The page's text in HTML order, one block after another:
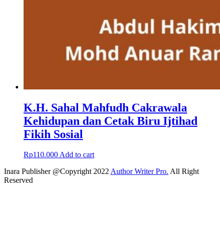
K.H. Sahal Mahfudh Cakrawala
Kehidupan dan Cetak Biru Ijtihad
Fikih Sosial
Rp110.000Add to cart
Inara Publisher @Copyright 2022Author Writer Pro. All Right
Reserved